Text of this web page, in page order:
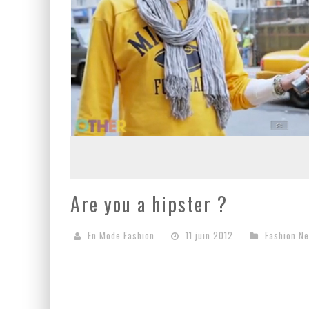
Are you a hipster ?
En Mode Fashion 11 juin 2012 Fashion